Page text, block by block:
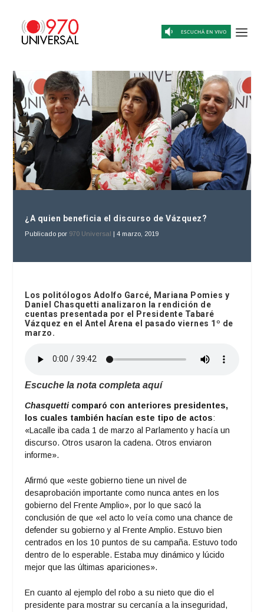
¿A quien beneficia el discurso de Vázquez?
Publicado por 970 Universal |4 marzo, 2019
Los politólogos Adolfo Garcé, Mariana Pomies y
Daniel Chasquetti analizaron la rendición de
cuentas presentada por el Presidente Tabaré
Vázquez en el Antel Arena el pasado viernes 1º de
marzo.
Escuche la nota completa aquí
Chasquetti comparó con anteriores presidentes,
los cuales también hacían este tipo de actos:
«Lacalle iba cada 1 de marzo al Parlamento y hacía un
discurso. Otros usaron la cadena. Otros enviaron
informe».
Afirmó que «este gobierno tiene un nivel de
desaprobación importante como nunca antes en los
gobierno del Frente Amplio», por lo que sacó la
conclusión de que «el acto lo veía como una chance de
defender su gobierno y al Frente Amplio. Estuvo bien
centrados en los 10 puntos de su campaña. Estuvo todo
dentro de lo esperable. Estaba muy dinámico y lúcido
mejor que las últimas apariciones».
En cuanto al ejemplo del robo a su nieto que dio el
presidente para mostrar su cercanía a la inseguridad,